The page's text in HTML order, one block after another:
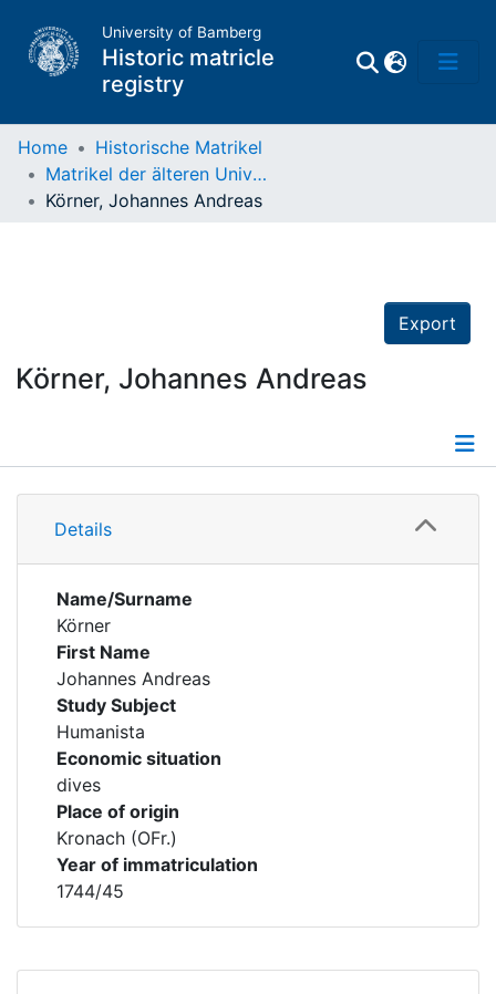
University of Bamberg
Historic matricle
registry
Matrikel
Home
Historische Matrikel
Matrikel der älteren Universität
Körner, Johannes Andreas
Export
Körner, Johannes Andreas
Details
Details
Name/Surname
Körner
First Name
Johannes Andreas
Study Subject
Humanista
Economic situation
dives
Place of origin
Kronach (OFr.)
Year of immatriculation
1744/45